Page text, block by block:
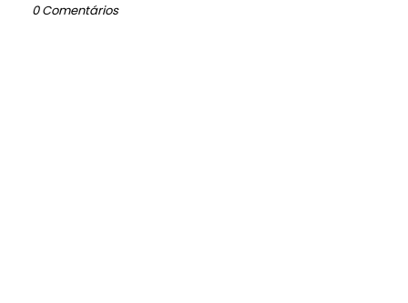
0 Comentários